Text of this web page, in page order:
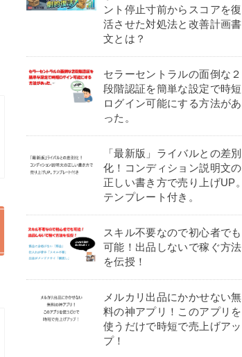
ント停止寸前からスコアを復
活させた対処法と改善計画書
文とは？
セラーセントラルの面倒な２
段階認証を簡単な設定で時短
ログイン可能にする方法があ
った。
「最新版」ライバルとの差別
化！コンディション説明文の
正しい書き方で売り上げUP。
テンプレート付き。
スキル不要なので初心者でも
可能！出品しないで稼ぐ方法
を伝授！
メルカリ出品にかかせない無
料の神アプリ！このアプリを
使うだけで時短で売上げアッ
プ！